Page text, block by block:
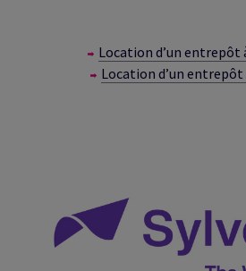
Location d’un entrepôt
Location d’un entrepôt